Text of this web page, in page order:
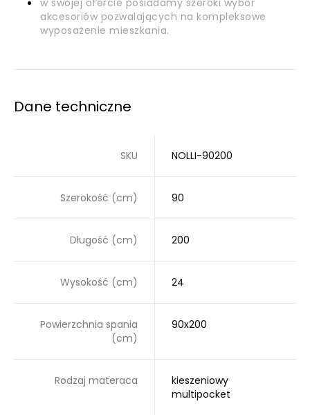
w swojej ofercie posiadamy szeroki wybór
akcesoriów pozwalających na kompleksowe
wyposażenie mieszkania.
Dane techniczne
SKU NOLLI-90200
Szerokość (cm) 90
Długość (cm) 200
Wysokość (cm) 24
Powierzchnia spania
(cm)
90x200
Rodzaj materaca
kieszeniowy
multipocket